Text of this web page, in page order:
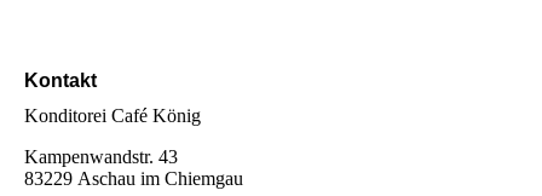
Kontakt
Konditorei Café König
Kampenwandstr. 43
83229 Aschau im Chiemgau